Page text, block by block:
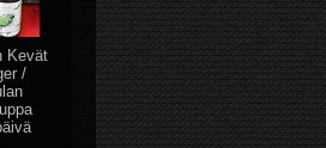
Kevät
/